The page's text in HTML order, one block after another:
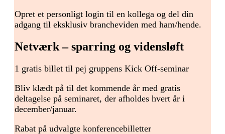
Opret et personligt login til en kollega og del din
adgang til eksklusiv brancheviden med ham/hende.
Netværk – sparring og vidensløft
1 gratis billet til pej gruppens Kick Off-seminar
Bliv klædt på til det kommende år med gratis
deltagelse på seminaret, der afholdes hvert år i
december/januar.
Rabat på udvalgte konferencebilletter